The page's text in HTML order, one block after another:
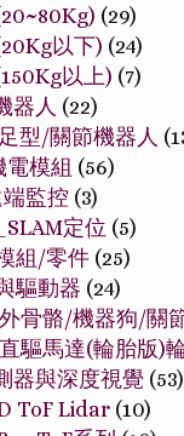
(29)
以下) (24)
以上) (7)
器人 (22)
型/關節機器人
電模組 (56)
監控 (3)
定位 (5)
組/零件 (25)
驅動器 (24)
外骨骼/機器狗/關
直驅馬達(輪胎版)
器與深度視覺 (53)
ToF Lidar (10)